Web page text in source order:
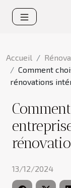
Accueil
Comment
rénovations
13/12/2024